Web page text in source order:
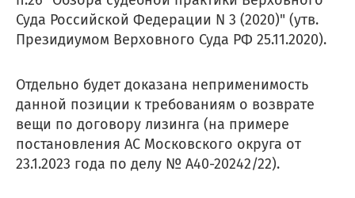
Суда Российской Федерации N 3 (2020)" (утв.
Президиумом Верховного Суда РФ 25.11.2020).
Отдельно будет доказана неприменимость
данной позиции к требованиям о возврате
вещи по договору лизинга (на примере
постановления АС Московского округа от
23.1.2023 года по делу № А40-20242/22).